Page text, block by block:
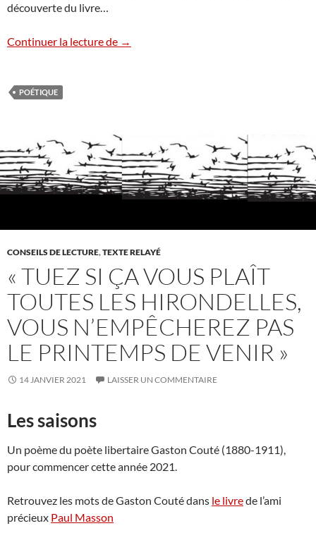
découverte du livre…
Continuer la lecture de Furtifs & émancipation – Alain Damasio
→
POÉTIQUE
CONSEILS DE LECTURE,TEXTE RELAYÉ
« TUEZ SI ÇA VOUS PLAÎT
TOUTES LES HIRONDELLES,
VOUS N’EMPÊCHEREZ PAS
LE PRINTEMPS DE VENIR »
14 JANVIER 2021 LAISSER UN COMMENTAIRE
Les saisons
Un poème du poète libertaire Gaston Couté (1880-1911),
pour commencer cette année 2021.
Retrouvez les mots de Gaston Couté dans le livrede l’ami
précieux Paul Masson